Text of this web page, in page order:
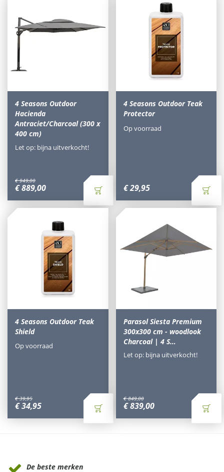
4 Seasons Outdoor
Hacienda
Antraciet/Charcoal (300 x
400 cm)
€ 949,00
€889,00
Let op: bijna uitverkocht!
4 Seasons Outdoor Teak
Protector
€29,95
Op voorraad
4 Seasons Outdoor Teak
Shield
€ 39,95
€34,95
Op voorraad
Parasol Siesta Premium
300x300 cm - woodlook
Charcoal | 4 S…
€ 849,00
€ 839,00
Let op: bijna uitverkocht!
De beste merken